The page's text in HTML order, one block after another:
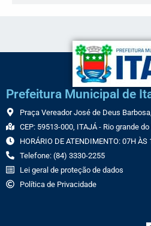
Prefeitura Municipal de
Praça Vereador José de Deus
CEP: 59513-000, ITAJÁ - Rio grande
HORÁRIO DE ATENDIMENTO: 07H ÀS
Telefone: (84) 3330-2255
Lei geral de proteção de dados
Política de Privacidade